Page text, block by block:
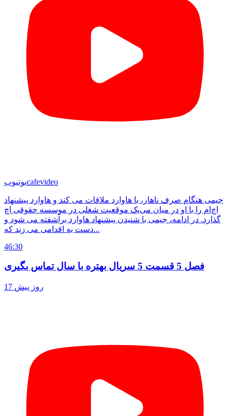
یوتیوبcafevideo
جیمی هنگام صرف ناهار، با هاوارد ملاقات می کند و هاوارد پیشنهاد
یک موقعیت شغلی در موسسه حقوقی اچ‌‎اچ‌ام را با او در میان می
گذارد. در ادامه، جیمی با شنیدن پیشنهاد هاوارد برآشفته می شود و
دست به اقدامی می زند که...
46:30
فصل 5 قسمت 5 سریال بهتره با سال تماس بگیری
17 روز پیش